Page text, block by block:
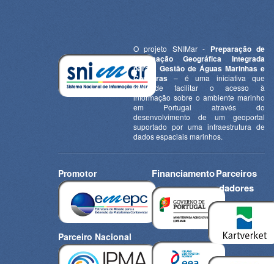
O projeto SNIMar - Preparação de
Informação Geográfica Integrada
para a Gestão de Águas Marinhas e
Costeiras– é uma iniciativa que
pretende facilitar o acesso à
informação sobre o ambiente marinho
em Portugal através do
desenvolvimento de um geoportal
suportado por uma infraestrutura de
dados espaciais marinhos.
Promotor
Parceiro Nacional
FinanciamentoParceiros
dadores